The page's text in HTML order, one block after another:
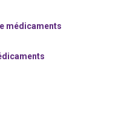
médicaments